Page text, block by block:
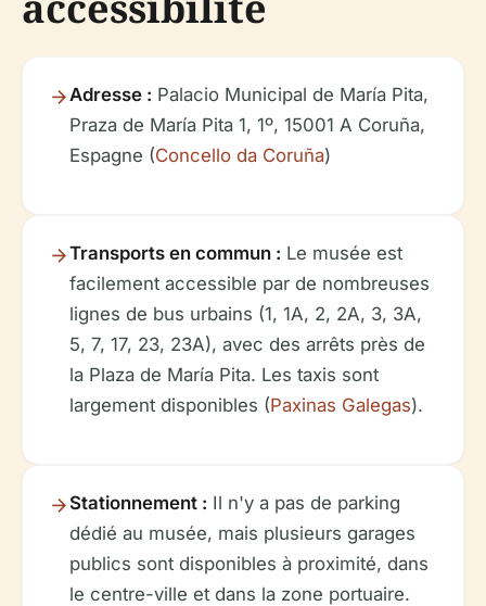
Adresse : Palacio Municipal de María Pita,
Praza de María Pita 1, 1º, 15001 A Coruña,
Espagne (Concello da Coruña)
Transports en commun : Le musée est
facilement accessible par de nombreuses
lignes de bus urbains (1, 1A, 2, 2A, 3, 3A,
5, 7, 17, 23, 23A), avec des arrêts près de
la Plaza de María Pita. Les taxis sont
largement disponibles (Paxinas Galegas).
Stationnement : Il n'y a pas de parking
dédié au musée, mais plusieurs garages
publics sont disponibles à proximité, dans
le centre-ville et dans la zone portuaire.